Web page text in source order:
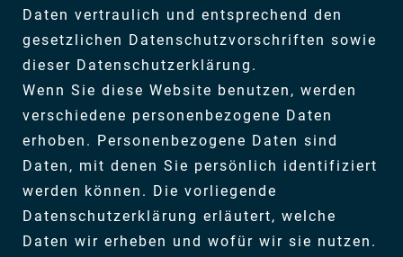
Daten vertraulich und entsprechend den
gesetzlichen Datenschutzvorschriften sowie
dieser Datenschutzerklärung.
Wenn Sie diese Website benutzen, werden
verschiedene personenbezogene Daten
erhoben. Personenbezogene Daten sind
Daten, mit denen Sie persönlich identifiziert
werden können. Die vorliegende
Datenschutzerklärung erläutert, welche
Daten wir erheben und wofür wir sie nutzen.